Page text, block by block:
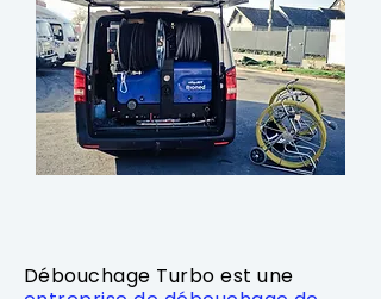
Débouchage Turbo est une